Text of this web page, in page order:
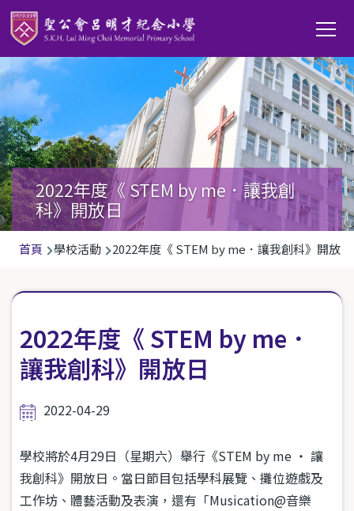
移至主內容
Main
2022年度《 STEM by me．讓我創
科》開放日
導
連
結
首頁 學校活動 2022年度《 STEM by me．讓我創科》開放日
2022年度《 STEM by me．
讓我創科》開放日
2022-04-29
學校將於4月29日（星期六）舉行《STEM by me ・ 讓
我創科》開放日。當日節目包括學科展覽、攤位遊戲及
工作坊、體藝活動及表演，還有「Musication@音樂